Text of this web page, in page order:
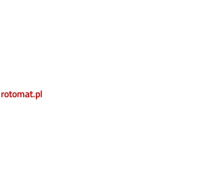
rotomat.pl